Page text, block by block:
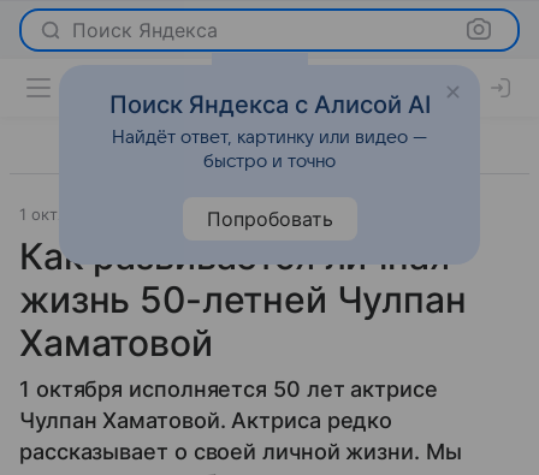
Поиск Яндекса
1 октября 2025 История успеха
Как развивается личная
жизнь 50-летней Чулпан
Хаматовой
1 октября исполняется 50 лет актрисе
Чулпан Хаматовой. Актриса редко
рассказывает о своей личной жизни. Мы
Поиск Яндекса с Алисой AI
Найдёт ответ, картинку или видео —
быстро и точно
Попробовать